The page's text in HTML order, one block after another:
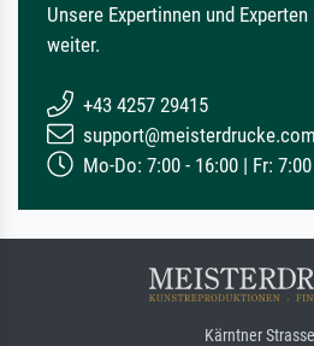
Unsere Expertinnen und
weiter.
+43 4257 29415
support@meisterdrucke.com
Mo-Do: 7:00 - 16:00 | Fr:
Kärntner